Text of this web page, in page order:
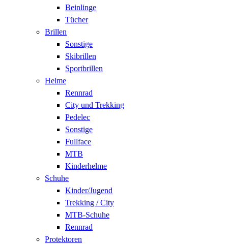
Beinlinge
Tücher
Brillen
Sonstige
Skibrillen
Sportbrillen
Helme
Rennrad
City und Trekking
Pedelec
Sonstige
Fullface
MTB
Kinderhelme
Schuhe
Kinder/Jugend
Trekking / City
MTB-Schuhe
Rennrad
Protektoren